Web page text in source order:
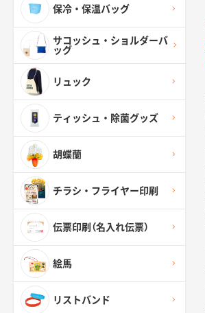
保冷・保温バッグ
サコッシュ・ショルダーバ
ッグ
リュック
ティッシュ・除菌グッズ
胡蝶蘭
チラシ・フライヤー印刷
伝票印刷（名入れ伝票）
絵馬
リストバンド